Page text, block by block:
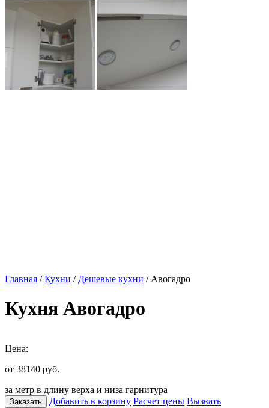
Главная /Кухни / Дешевые кухни / Авогадро
Кухня Авогадро
Цена:
от 38140 руб.
за метр в длину верха и низа гарнитура
Заказать Добавить в корзину Расчет цены Вызвать